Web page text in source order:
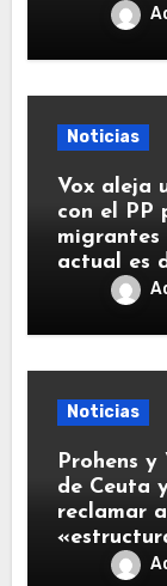
Noticias
Vox aleja
con el PP
migrantes
actual es
Noticias
Prohens
de Ceuta
reclamar